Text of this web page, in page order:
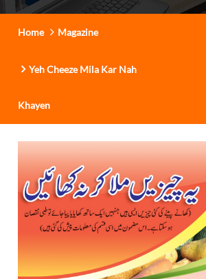
Home Magazine
Yeh Cheeze Mila Kar Nah
Khayen